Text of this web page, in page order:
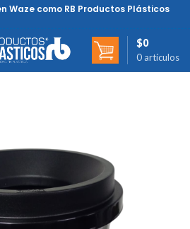
Waze como RB Productos Plásticos
0 artículos
$0